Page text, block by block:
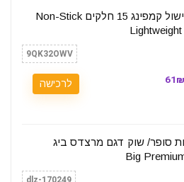
סט כלי בישול קמפינג 15 חלקים Non-Stick
9QK32OWV
לרכישה
סופר/ שוק דגם מרצדס ביג
dlz-170249